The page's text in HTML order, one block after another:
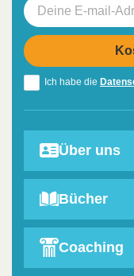
Ich habe die
Über uns
Bücher
Coaching